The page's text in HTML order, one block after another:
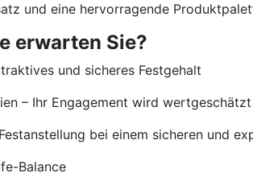
und eine hervorragende
erwarten Sie?
und sicheres Festgehalt
– Ihr Engagement wird
bei einem sicheren und
Balance